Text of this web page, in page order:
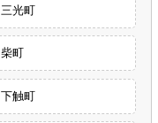
三光町
柴町
下触町